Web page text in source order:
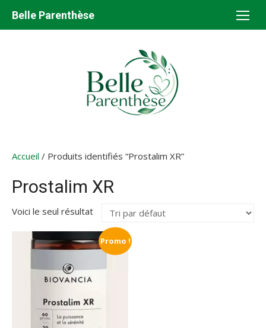
Belle Parenthèse
Accueil / Produits identifiés “Prostalim XR”
Prostalim XR
Voici le seul résultat
Promo !